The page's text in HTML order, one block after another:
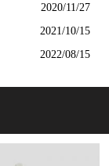
2020/11/27
2021/10/15
2022/08/15